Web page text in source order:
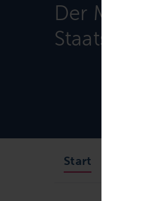
Der
Staatskanzlei
Start